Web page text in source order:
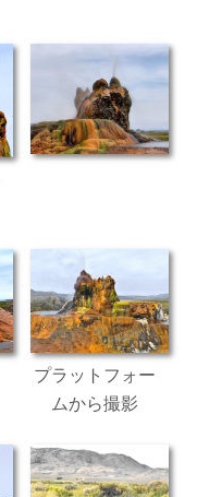
プラットフォー
ムから撮影